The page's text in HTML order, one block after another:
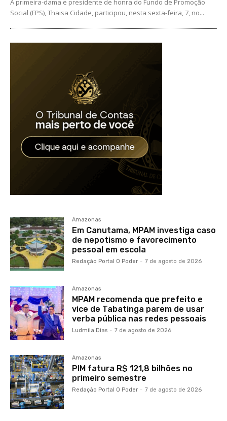
A primeira-dama e presidente de honra do Fundo de Promoção
Social (FPS), Thaisa Cidade, participou, nesta sexta-feira, 7, no...
Amazonas
Em Canutama, MPAM investiga caso
de nepotismo e favorecimento
pessoal em escola
Redação Portal O Poder - 7 de agosto de 2026
Amazonas
MPAM recomenda que prefeito e
vice de Tabatinga parem de usar
verba pública nas redes pessoais
Ludmila Dias - 7 de agosto de 2026
Amazonas
PIM fatura R$ 121,8 bilhões no
primeiro semestre
Redação Portal O Poder - 7 de agosto de 2026